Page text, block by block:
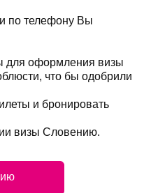
по телефону Вы
для оформления визы
что бы одобрили
и бронировать
визы Словению.